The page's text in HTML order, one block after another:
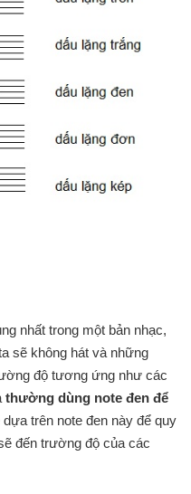
nhất trong một bản nhạc,
sẽ không hát và những
độ tương ứng như các
thường dùng note đen để
trên note đen này để quy
đến trường độ của các